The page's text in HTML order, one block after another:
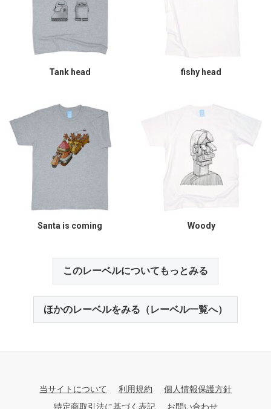
Tank head fishy head
Santa is coming Woody
このレーベルについてもっとみる
ほかのレーベルをみる（レーベル一覧へ）
当サイトについて 利用規約
個人情報保護方針
特定商取引法に基づく表記
お問い合わせ